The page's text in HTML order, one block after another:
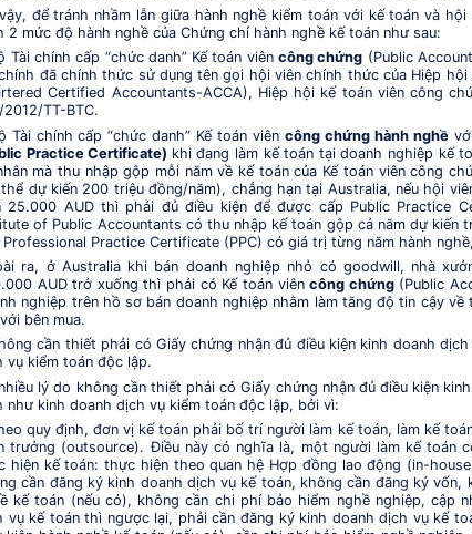
để tránh nhầm lẫn giữa hành nghề kiểm toán với kế toán và
2 mức độ hành nghề của Chứng chỉ hành nghề kế toán như sau:
Tài chính cấp “chức danh” Kế toán viêncông chứng (Public
đã chính thức sử dụng tên gọi hội viên chính thức của Hiệp
Certified Accountants-ACCA), Hiệp hội kế toán viên công
2012/TT-BTC.
Tài chính cấp “chức danh” Kế toán viên công chứng hành nghề
Practice Certificate) khi đang làm kế toán tại doanh nghiệp kế
mà thu nhập gộp mỗi năm về kế toán của Kế toán viên công
dự kiến 200 triệu đồng/năm), chẳng hạn tại Australia, nếu hội
25.000 AUD thì phải đủ điều kiện để được cấp Public Practice
of Public Accountants có thu nhập kế toán gộp cả năm dự kiến
Professional Practice Certificate (PPC) có giá trị từng năm hành nghề,
ra, ở Australia khi bán doanh nghiệp nhỏ có goodwill, nhà
AUD trở xuống thì phải có Kế toán viêncông chứng(Public
nghiệp trên hồ sơ bán doanh nghiệp nhằm làm tăng độ tin cậy
bên mua.
cần thiết phải có Giấy chứng nhận đủ điều kiện kinh doanh
vụ kiểm toán độc lập.
lý do không cần thiết phải có Giấy chứng nhận đủ điều kiện
như kinh doanh dịch vụ kiểm toán độc lập, bởi vì:
quy định, đơn vị kế toán phải bố trí người làm kế toán, làm kế
trưởng (outsource). Điều này có nghĩa là, một người làm kế toán
hiện kế toán: thực hiện theo quan hệ Hợp đồng lao động (in-
cần đăng ký kinh doanh dịch vụ kế toán, không cần đăng ký vốn,
kế toán (nếu có), không cần chi phí bảo hiểm nghề nghiệp, cập
vụ kế toán thì ngược lại, phải cần đăng ký kinh doanh dịch vụ kế